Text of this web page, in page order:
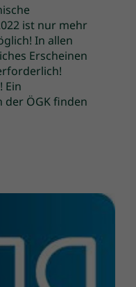
ist nur mehr
In allen
Erscheinen
Ein
der ÖGK finden